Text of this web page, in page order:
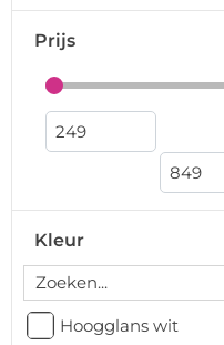
Prijs
Kleur
Hoogglans wit